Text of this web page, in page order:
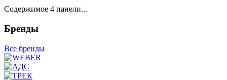
Содержимое 4 панели...
Бренды
Все бренды